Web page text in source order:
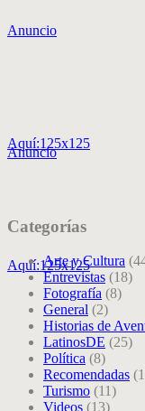
Anuncio
Aquí:125x125
Anuncio
Aquí:125x125
Categorías
Arte y Cultura
Entrevistas (18)
Fotografía (8)
General (2)
Historias de
LatinosDE (25)
Política (8)
Recomendadas
Turismo (11)
Videos (13)